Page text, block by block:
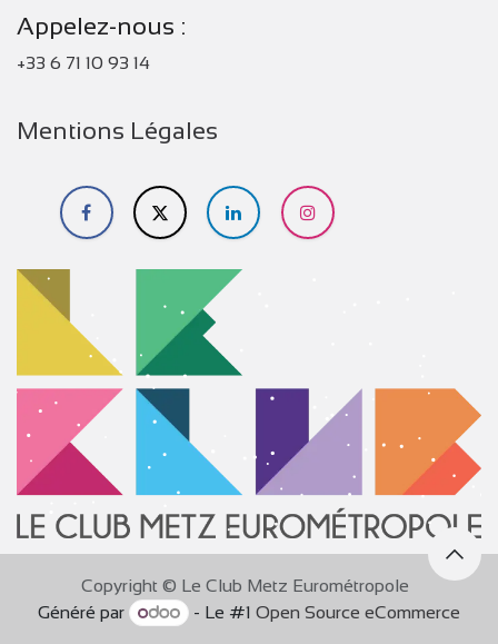
Appelez-nous :
+33 6 71 10 93 14
Mentions Légales
Copyright © Le Club Metz Eurométropole
Généré par
- Le #1Open Source eCommerce